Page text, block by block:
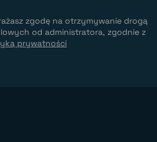
zgodę na otrzymywanie drogą
od administratora, zgodnie z
prywatności